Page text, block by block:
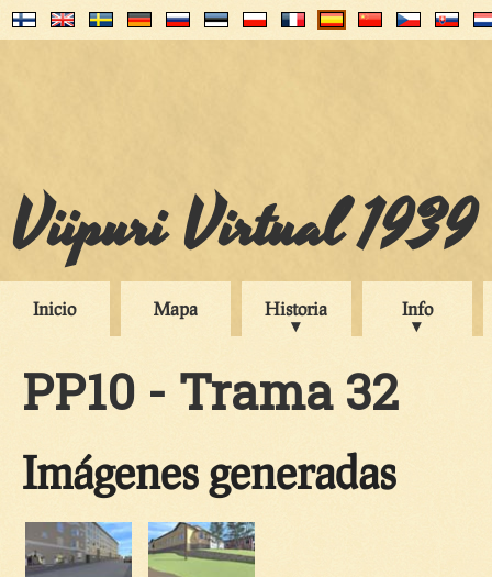
Viipuri Virtual 1939
Inicio Mapa Historia Info
PP10 - Trama 32
Imágenes generadas